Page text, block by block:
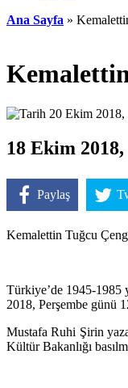
Ana Sayfa »
20 Ekim 2018,
18 Ekim 2018,
Paylaş
Kemalettin Tuğcu
Türkiye’de 1945-1985
2018, Perşembe günü
Mustafa Ruhi Şirin
Kültür Bakanlığı